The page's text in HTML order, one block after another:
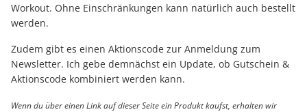
Workout. Ohne Einschränkungen kann natürlich auch bestellt
werden.
Zudem gibt es einen Aktionscode zur Anmeldung zum
Newsletter. Ich gebe demnächst ein Update, ob Gutschein &
Aktionscode kombiniert werden kann.
Wenn du über einen Link auf dieser Seite ein Produkt kaufst, erhalten wir